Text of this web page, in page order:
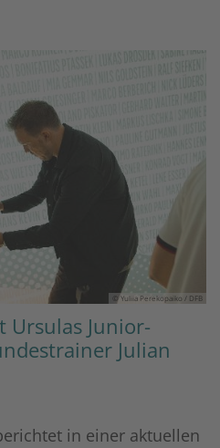
© Yuliia Perekopaiko / DFB
Ursulas Junior-
Julian
in einer aktuellen